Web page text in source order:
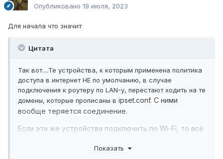
Опубликовано 19 июля, 2023
Для начала что значит
Цитата
Так вот....Те устройства, к которым применена политика
доступа в интернет НЕ по умолчанию, в случае
подключения к роутеру по LAN-у, перестают ходить на те
домены, которые прописаны в ipset.conf. С ними
вообще теряется соединение.
Если эти же устройства подключить по Wi-Fi, то всё
Показать